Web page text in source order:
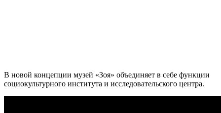
В новой концепции музей «Зоя» объединяет в себе функции
социокультурного института и исследовательского центра.